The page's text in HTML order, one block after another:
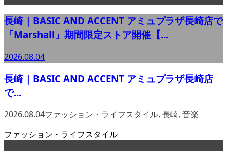
長崎｜BASIC AND ACCENT アミュプラザ長崎店で
「Marshall」期間限定ストア開催【...
2026.08.04
長崎｜BASIC AND ACCENT アミュプラザ長崎店
で...
2026.08.04ファッション・ライフスタイル, 長崎, 音楽
ファッション・ライフスタイル